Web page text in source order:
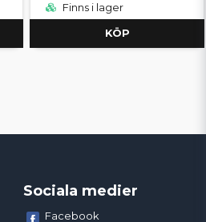
Finns i lager
KÖP
Sociala medier
Facebook